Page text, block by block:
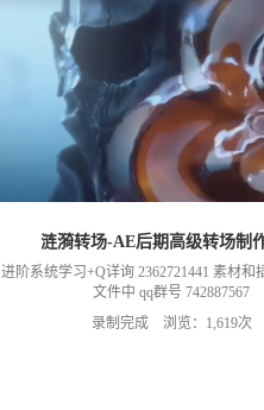
涟漪转场-AE后期高级转场制
进阶系统学习+Q详询 2362721441 素材和
文件中 qq群号 742887567
录制完成 浏览：1,619次